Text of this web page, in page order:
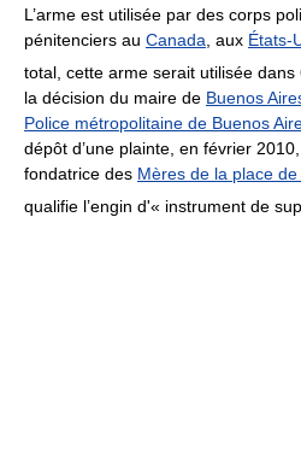
L’arme est utilisée par des corps
pénitenciers au Canada, aux États-
total, cette arme serait utilisée dans
la décision du maire de Buenos
Police métropolitaine de Buenos
dépôt d’une plainte, en février
fondatrice des Mères de la place de
qualifie l’engin d'« instrument de